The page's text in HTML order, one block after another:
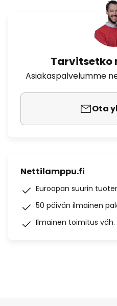
Tarvitsetko
Asiakaspalvelumme
Ota
Nettilamppu.fi
Euroopan suurin
50 päivän ilmainen
Ilmainen toimitus väh.